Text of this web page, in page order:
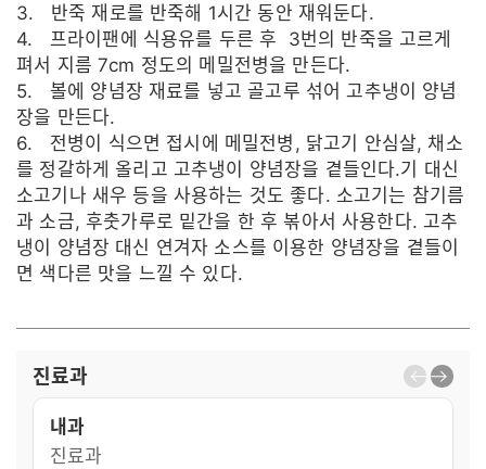
3. 반죽 재로를 반죽해 1시간 동안 재워둔다.
4. 프라이팬에 식용유를 두른 후 3번의 반죽을 고르게
펴서 지름 7cm 정도의 메밀전병을 만든다.
5. 볼에 양념장 재료를 넣고 골고루 섞어 고추냉이 양념
장을 만든다.
6. 전병이 식으면 접시에 메밀전병, 닭고기 안심살, 채소
를 정갈하게 올리고 고추냉이 양념장을 곁들인다.기 대신
소고기나 새우 등을 사용하는 것도 좋다. 소고기는 참기름
과 소금, 후춧가루로 밑간을 한 후 볶아서 사용한다. 고추
냉이 양념장 대신 연겨자 소스를 이용한 양념장을 곁들이
면 색다른 맛을 느낄 수 있다.
진료과
내과
진료과